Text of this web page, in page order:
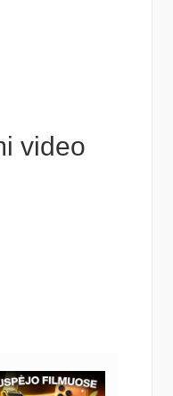
video